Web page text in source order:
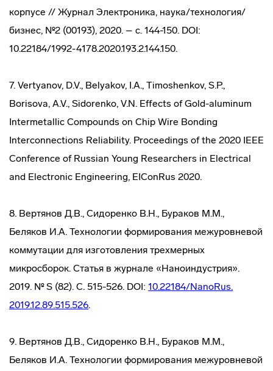
корпусе // Журнал Электроника, наука/технология/
бизнес, №2 (00193), 2020. – с. 144-150. DOI:
10.22184/1992-4178.2020.193.2.144.150.
7. Vertyanov, D.V., Belyakov, I.A., Timoshenkov, S.P.,
Borisova, A.V., Sidorenko, V.N. Effects of Gold-aluminum
Intermetallic Compounds on Chip Wire Bonding
Interconnections Reliability. Proceedings of the 2020 IEEE
Conference of Russian Young Researchers in Electrical
and Electronic Engineering, EIConRus 2020.
8. Вертянов Д.В., Сидоренко В.Н., Бураков М.М.,
Беляков И.А. Технологии формирования межуровневой
коммутации для изготовления трехмерных
микросборок. Статья в журнале «Наноиндустрия».
2019. № S (82). С. 515-526. DOI: 10.22184/NanoRus.
2019.12.89.515.526.
9. Вертянов Д.В., Сидоренко В.Н., Бураков М.М.,
Беляков И.А. Технологии формирования межуровневой